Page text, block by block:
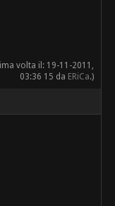
volta il: 19-11-2011,
03:36 15 da ERiCa.)